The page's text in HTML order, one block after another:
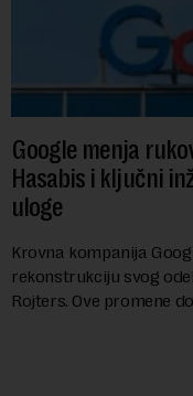
Google menja
Hasabis i ključni
uloge
Krovna kompanija
rekonstrukciju svog
Rojters. Ove promene